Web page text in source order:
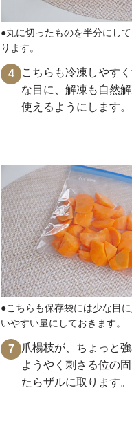
●丸に切ったものを半分にし
ります。
4
こちらも冷凍しやす
な目に、解凍も自然
使えるようにします。
●こちらも保存袋には少な目
いやすい量にしておきます。
7
爪楊枝が、ちょっと
ようやく刺さる位の
たらザルに取ります。